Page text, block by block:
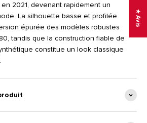
2021, devenant rapidement un
La silhouette basse et profilée
épurée des modèles robustes
tandis que la construction fiable de
constitue un look classique
★ Avis